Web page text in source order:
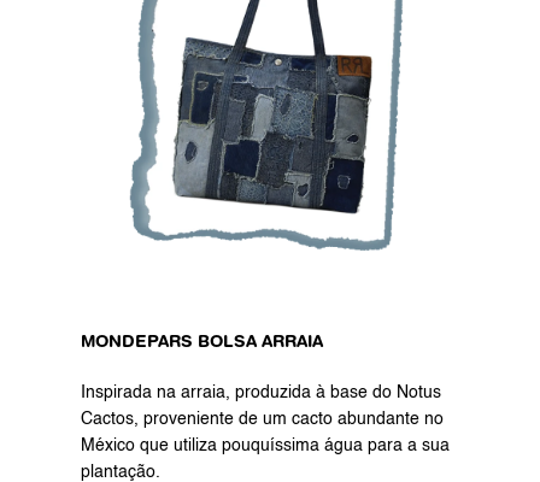
MONDEPARS BOLSA ARRAIA
Inspirada na arraia, produzida à base do Notus
Cactos, proveniente de um cacto abundante no
México que utiliza pouquíssima água para a sua
plantação.